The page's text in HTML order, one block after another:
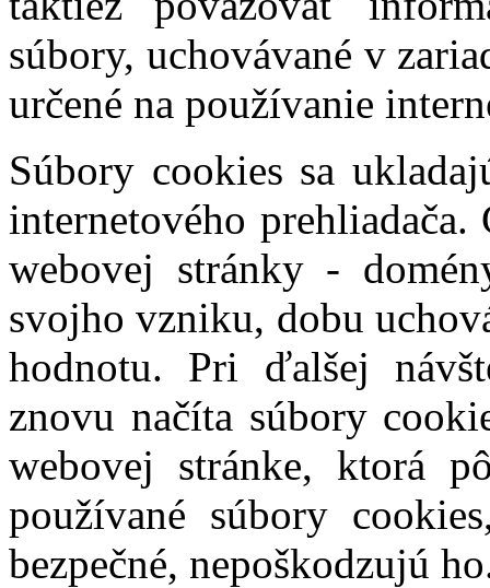
súbory, uchovávané v
určené na používanie
Súbory cookies sa
internetového
webovej stránky -
svojho vzniku, dobu
hodnotu. Pri ďalšej
znovu načíta súbory
webovej stránke, ktorá
používané súbory
bezpečné, nepoškodzujú